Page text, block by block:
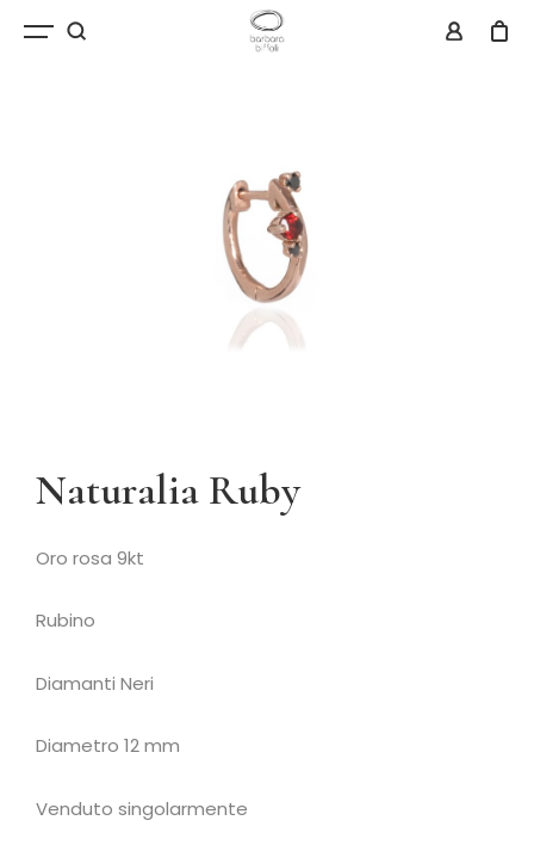
Naturalia Ruby
Oro rosa 9kt
Rubino
Diamanti Neri
Diametro 12 mm
Venduto singolarmente